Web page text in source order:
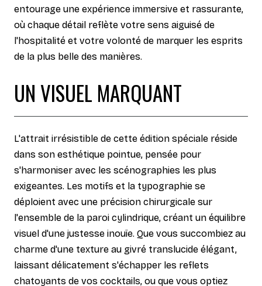
entourage une expérience immersive et rassurante,
où chaque détail reflète votre sens aiguisé de
l'hospitalité et votre volonté de marquer les esprits
de la plus belle des manières.
UN VISUEL MARQUANT
L'attrait irrésistible de cette édition spéciale réside
dans son esthétique pointue, pensée pour
s'harmoniser avec les scénographies les plus
exigeantes. Les motifs et la typographie se
déploient avec une précision chirurgicale sur
l'ensemble de la paroi cylindrique, créant un équilibre
visuel d'une justesse inouïe. Que vous succombiez au
charme d'une texture au givré translucide élégant,
laissant délicatement s'échapper les reflets
chatoyants de vos cocktails, ou que vous optiez